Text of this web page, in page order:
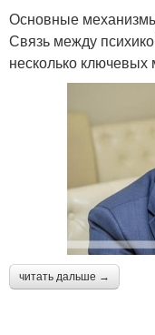
Основные
Связь между
несколько ключевых
читать дальше →